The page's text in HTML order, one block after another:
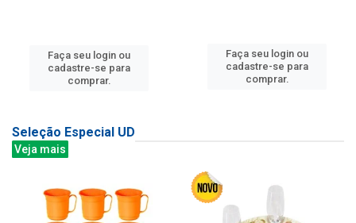
Faça seu login ou
cadastre-se para
comprar.
Faça seu login ou
cadastre-se para
comprar.
Seleção Especial UD
Veja mais